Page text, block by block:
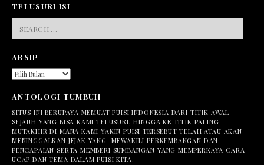
TELUSURI ISI
FOR:
ARSIP
ARSIP
ANTOLOGI TUMBUH
SITUS INI BERUPAYA MEMUAT PUISI INDONESIA DARI TITIK AWAL
SEJAUH YANG BISA KAMI TELUSURI, HINGGA KE TITIK PALING
MUTAKHIR DI MANA KAMI YAKIN PUISI TERSEBUT TELAH ATAU AKAN
MENINGGALKAN JEJAK YANG MEWAKILI PERKEMBANGAN DAN
PENCAPAIAN SERTA MEMBERI SUMBANGAN YANG MEMPERKAYA CARA
UCAP DAN TEMA DALAM PUISI KITA.